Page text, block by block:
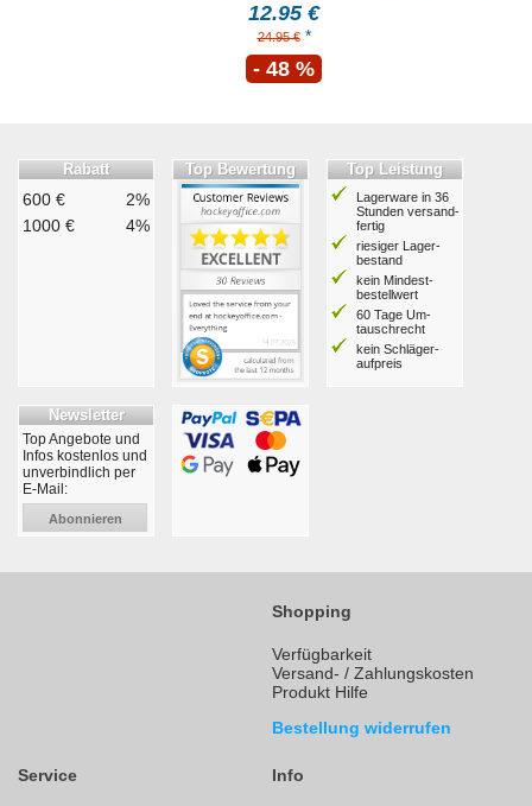
12.95 €
24.95 €*
- 48 %
Rabatt
600 €
2%
1000 €
4%
Top Bewertung Top Leistung
Lagerware in 36
Stunden ver­sand­
fertig
riesiger Lager­
bestand
kein Mindest­
bestell­wert
60 Tage Um­
tausch­recht
kein Schläger­
aufpreis
Newsletter
Top Angebote und
Infos kostenlos und
unverbindlich per
E-Mail:
Abonnieren
Shopping
Verfügbarkeit
Versand- / Zahlungskosten
Produkt Hilfe
Bestellung widerrufen
Service Info